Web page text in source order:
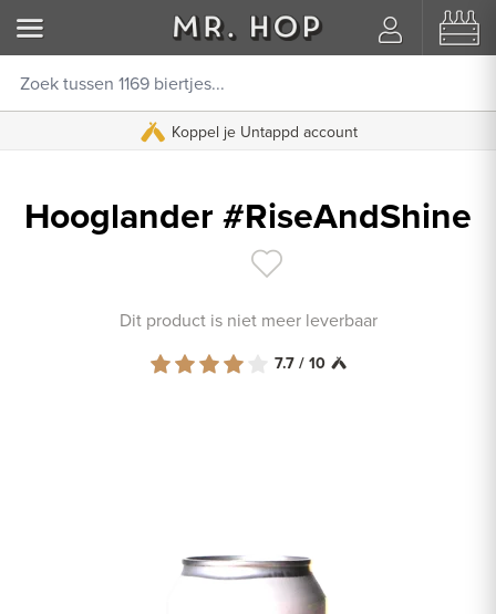
Koppel je Untappd account
Hooglander #RiseAndShine
Dit product is niet meer leverbaar
7.7 / 10